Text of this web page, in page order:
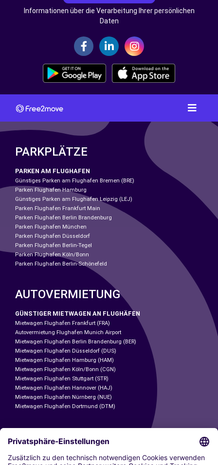
Informationen über die Verarbeitung Ihrer persönlichen
Daten
PARKPLÄTZE
PARKEN AM FLUGHAFEN
Günstiges Parken am Flughafen Bremen (BRE)
Parken Flughafen Hamburg
Günstiges Parken am Flughafen Leipzig (LEJ)
Parken Flughafen Frankfurt Main
Parken Flughafen Berlin Brandenburg
Parken Flughafen München
Parken Flughafen Düsseldorf
Parken Flughafen Berlin-Tegel
Parken Flughafen Köln/Bonn
Parken Flughafen Berlin-Schönefeld
AUTOVERMIETUNG
GÜNSTIGER MIETWAGEN AN FLUGHÄFEN
Mietwagen Flughafen Frankfurt (FRA)
Autovermietung Flughafen Munich Airport
Mietwagen Flughafen Berlin Brandenburg (BER)
Mietwagen Flughafen Düsseldorf (DUS)
Mietwagen Flughafen Hamburg (HAM)
Mietwagen Flughafen Köln/Bonn (CGN)
Mietwagen Flughafen Stuttgart (STR)
Mietwagen Flughafen Hannover (HAJ)
Mietwagen Flughafen Nürnberg (NUE)
Mietwagen Flughafen Dortmund (DTM)
CARSHARING
UNSERE STÄDTE